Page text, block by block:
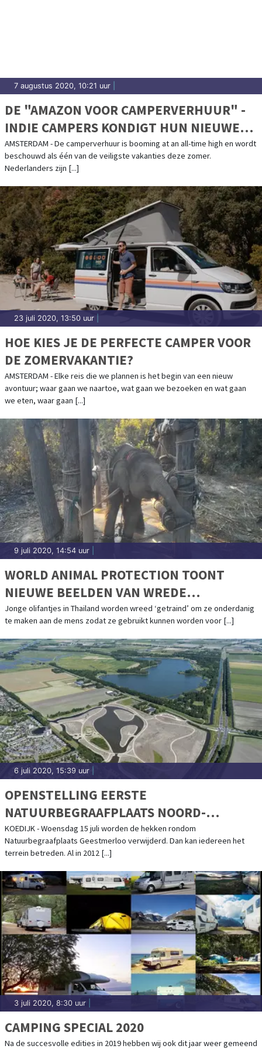
7 augustus 2020, 10:21 uur
DE "AMAZON VOOR CAMPERVERHUUR" -
INDIE CAMPERS KONDIGT HUN NIEUWE
CAMPERVERHUUR MARKTPLAATS AAN
AMSTERDAM - De camperverhuur is booming at an all-time high en wordt
beschouwd als één van de veiligste vakanties deze zomer.
Nederlanders zijn [...]
23 juli 2020, 13:50 uur
HOE KIES JE DE PERFECTE CAMPER VOOR
DE ZOMERVAKANTIE?
AMSTERDAM - Elke reis die we plannen is het begin van een nieuw
avontuur; waar gaan we naartoe, wat gaan we bezoeken en wat gaan
we eten, waar gaan [...]
9 juli 2020, 14:54 uur
WORLD ANIMAL PROTECTION TOONT
NIEUWE BEELDEN VAN WREDE
OLIFANTENTRAINING
Jonge olifantjes in Thailand worden wreed ‘getraind’ om ze onderdanig
te maken aan de mens zodat ze gebruikt kunnen worden voor [...]
6 juli 2020, 15:39 uur
OPENSTELLING EERSTE
NATUURBEGRAAFPLAATS NOORD-
HOLLAND
KOEDIJK - Woensdag 15 juli worden de hekken rondom
Natuurbegraafplaats Geestmerloo verwijderd. Dan kan iedereen het
terrein betreden. Al in 2012 [...]
3 juli 2020, 8:30 uur
CAMPING SPECIAL 2020
Na de succesvolle edities in 2019 hebben wij ook dit jaar weer gemeend